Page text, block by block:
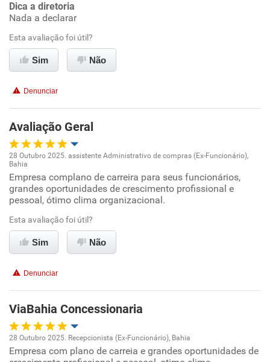
Recomenda esta empresa
Dica a diretoria
Nada a declarar
Esta avaliação foi útil?
Sim Não
Denunciar
Avaliação Geral
Oportunidade de promoção
Ambiente de trabalho
Conciliação com a vida familiar
Recomenda esta empresa
28 Outubro 2025. assistente Administrativo de compras (Ex-Funcionário),
Bahia
Empresa complano de carreira para seus funcionários,
grandes oportunidades de crescimento profissional e
pessoal, ótimo clima organizacional.
Esta avaliação foi útil?
Sim Não
Denunciar
ViaBahia Concessionaria
Oportunidade de promoção
28 Outubro 2025. Recepcionista (Ex-Funcionário), Bahia
Empresa com plano de carreia e grandes oportunidades de